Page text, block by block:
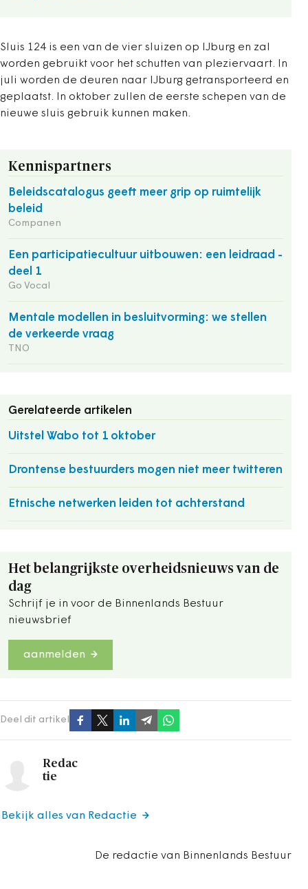
Sluis 124 is een van de vier sluizen op IJburg en zal
worden gebruikt voor het schutten van pleziervaart. In
juli worden de deuren naar IJburg getransporteerd en
geplaatst. In oktober zullen de eerste schepen van de
nieuwe sluis gebruik kunnen maken.
Kennispartners
Beleidscatalogus geeft meer grip op ruimtelijk
beleid
Companen
Een participatiecultuur uitbouwen: een leidraad -
deel 1
Go Vocal
Mentale modellen in besluitvorming: we stellen
de verkeerde vraag
TNO
Gerelateerde artikelen
Uitstel Wabo tot 1 oktober
Drontense bestuurders mogen niet meer twitteren
Etnische netwerken leiden tot achterstand
Het belangrijkste overheidsnieuws van de
dag
Schrijf je in voor de Binnenlands Bestuur
nieuwsbrief
aanmelden
Deel dit artikel
Redac
tie
De redactie van Binnenlands Bestuur
Bekijk alles van Redactie